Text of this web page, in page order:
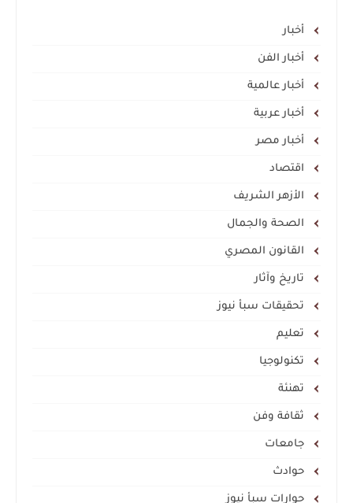
أخبار
أخبار الفن
أخبار عالمية
أخبار عربية
أخبار مصر
اقتصاد
الأزهر الشريف
الصحة والجمال
القانون المصري
تاريخ وآثار
تحقيقات سبأ نيوز
تعليم
تكنولوجيا
تهنئة
ثقافة وفن
جامعات
حوادث
حوارات سبأ نيوز